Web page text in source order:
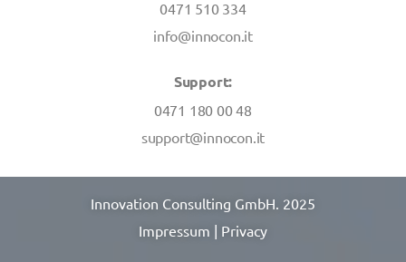
0471 510 334
info@innocon.it
Support:
0471 180 00 48
support@innocon.it
Innovation Consulting GmbH. 2025
Impressum | Privacy